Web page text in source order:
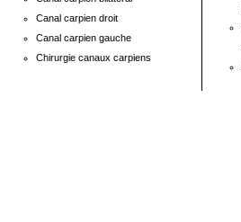
Canal carpien droit
Canal carpien gauche
Chirurgie canaux carpiens